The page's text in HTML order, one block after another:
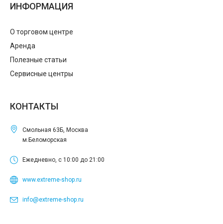
ИНФОРМАЦИЯ
О торговом центре
Аренда
Полезные статьи
Сервисные центры
КОНТАКТЫ
Смольная 63Б, Москва
м.Беломорская
Ежедневно, с 10:00 до 21:00
www.extreme-shop.ru
info@extreme-shop.ru